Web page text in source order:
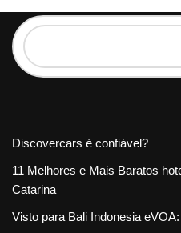
Discovercars é confiável?
11 Melhores e Mais Baratos
Catarina
Visto para Bali Indonesia